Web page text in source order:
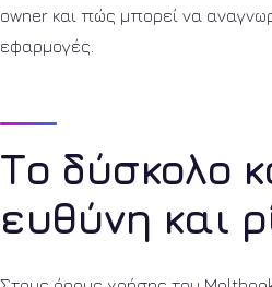
owner και πώς μπορεί να
εφαρμογές.
Το δύσκολο
ευθύνη και